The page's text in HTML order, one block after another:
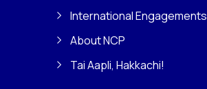
International Engagements
About NCP
Tai Aapli, Hakkachi!